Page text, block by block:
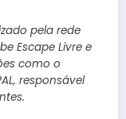
pela rede
Escape Livre e
como o
responsável